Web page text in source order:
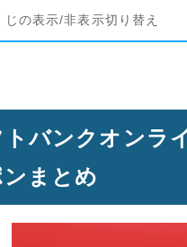
の表示/非表示切り替え
トバンクオンラ
ンまとめ